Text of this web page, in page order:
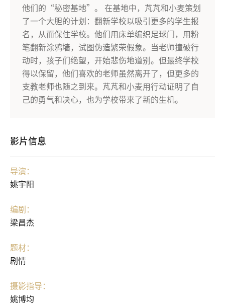
他们的“秘密基地”。 在基地中，芃芃和小麦策划
了一个大胆的计划：翻新学校以吸引更多的学生报
名，从而保住学校。他们用床单编织足球门，用粉
笔翻新涂鸦墙，试图伪造繁荣假象。当老师撞破行
动时，孩子们绝望，开始悲伤地道别。但最终学校
得以保留，他们喜欢的老师虽然离开了，但更多的
支教老师也随之到来。芃芃和小麦用行动证明了自
己的勇气和决心，也为学校带来了新的生机。
影片信息
导演：
姚宇阳
编剧：
梁昌杰
题材：
剧情
摄影指导：
姚博均